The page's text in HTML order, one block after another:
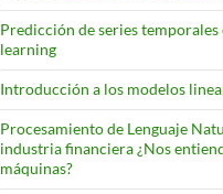
Predicción de series
learning
Introducción a los modelos
Procesamiento de Lenguaje
industria financiera ¿Nos
máquinas?